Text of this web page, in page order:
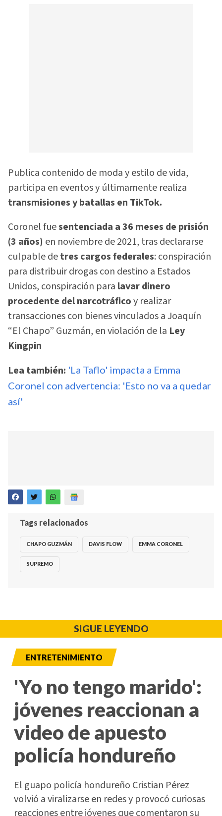
Publica contenido de moda y estilo de vida,
participa en eventos y últimamente realiza
transmisiones y batallas en TikTok.
Coronel fuesentenciada a 36 meses de prisión
(3 años) en noviembre de 2021, tras declararse
culpable detres cargos federales: conspiración
para distribuir drogas con destino a Estados
Unidos, conspiración para lavar dinero
procedente del narcotráficoy realizar
transacciones con bienes vinculados a Joaquín
“El Chapo” Guzmán, en violación de la Ley
Kingpin
Lea también: 'La Taflo' impacta a Emma
Coronel con advertencia: 'Esto no va a quedar
así'
Tags relacionados
CHAPO GUZMÁN DAVIS FLOW EMMA CORONEL
SUPREMO
SIGUE LEYENDO
ENTRETENIMIENTO
'Yo no tengo marido':
jóvenes reaccionan a
video de apuesto
policía hondureño
El guapo policía hondureño Cristian Pérez
volvió a viralizarse en redes y provocó curiosas
reacciones entre jóvenes que comentaron su